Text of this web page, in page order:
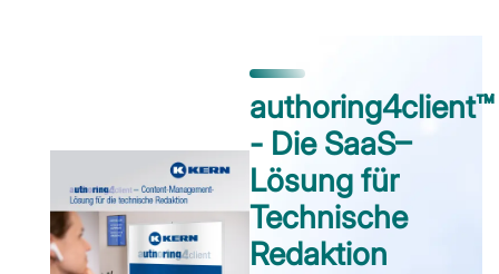
authoring4client™
- Die SaaS–
Lösung für
Technische
Redaktion